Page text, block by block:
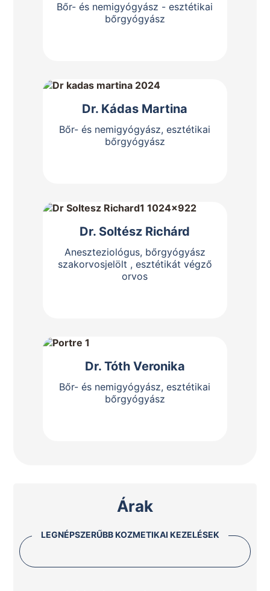
Bőr- és nemigyógyász - esztétikai
bőrgyógyász
Dr. Kádas Martina
Bőr- és nemigyógyász, esztétikai
bőrgyógyász
Dr. Soltész Richárd
Aneszteziológus, bőrgyógyász
szakorvosjelölt , esztétikát végző
orvos
Dr. Tóth Veronika
Bőr- és nemigyógyász, esztétikai
bőrgyógyász
Árak
LEGNÉPSZERŰBB KOZMETIKAI KEZELÉSEK